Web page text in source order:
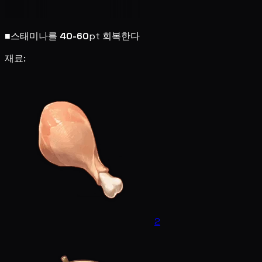
■스태미나를 40-60pt 회복한다
재료:
2